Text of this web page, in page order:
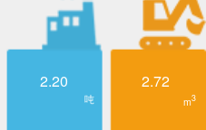
2.20
吨
2.72
m3